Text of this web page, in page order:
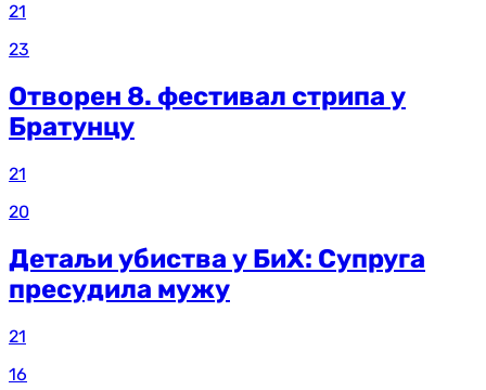
21
23
Отворен 8. фестивал стрипа у
Братунцу
21
20
Детаљи убиства у БиХ: Супруга
пресудила мужу
21
16